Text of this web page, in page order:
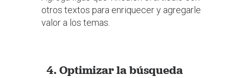
otros textos para enriquecer y agregarle
valor a los temas.
4. Optimizar la búsqueda